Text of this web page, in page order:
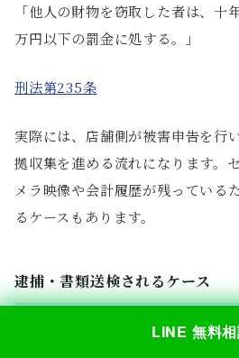
LINE 無料
「他人の財物を窃取した者は、十
万円以下の罰金に処する。」
刑法第235条
実際には、店舗側が被害申告を行
拠収集を進める流れになります。
メラ映像や会計履歴が残っている
るケースもあります。
逮捕・書類送検されるケース
セルフレジ万引きでは、必ず逮捕